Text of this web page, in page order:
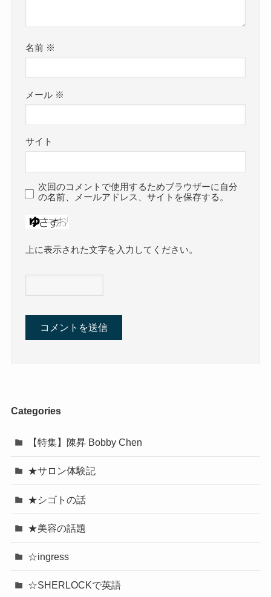
名前 ※
メール ※
サイト
次回のコメントで使用するためブラウザーに自分
の名前、メールアドレス、サイトを保存する。
上に表示された文字を入力してください。
Categories
【特集】陳昇 Bobby Chen
★サロン体験記
★シゴトの話
★美容の話題
☆ingress
☆SHERLOCKで英語